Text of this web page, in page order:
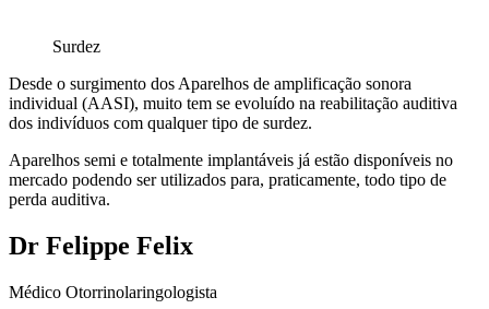
Surdez
Desde o surgimento dos Aparelhos de amplificação sonora
individual (AASI), muito tem se evoluído na reabilitação auditiva
dos indivíduos com qualquer tipo de surdez.
Aparelhos semi e totalmente implantáveis já estão disponíveis no
mercado podendo ser utilizados para, praticamente, todo tipo de
perda auditiva.
Dr Felippe Felix
Médico Otorrinolaringologista